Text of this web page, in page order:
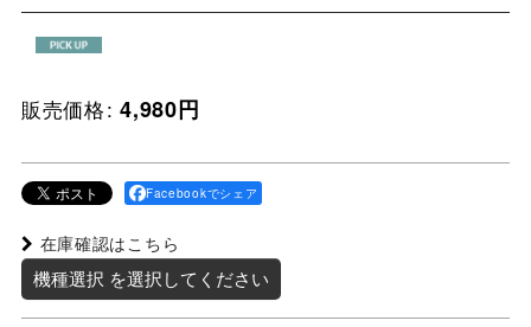
販売価格: 4,980円
Facebookでシェア
在庫確認はこちら
機種選択 を選択してください